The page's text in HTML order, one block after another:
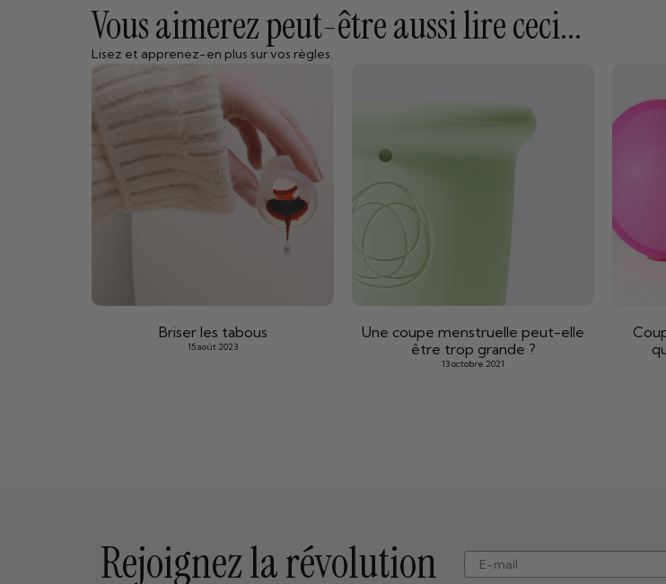
Vous aimerez peut-être aussi lire ceci...
Lisez et apprenez-en plus sur vos règles.
Briser les tabous
15 août 2023
Une coupe menstruelle peut-elle
être trop grande ?
13 octobre 2021
Rejoignez la révolution e-mail